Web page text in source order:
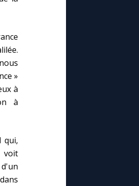
»
à
à
qui,
voit